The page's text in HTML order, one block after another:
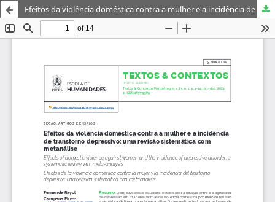
Efeitos da violência doméstica contra a mulher e a incidência de transtorno depressivo